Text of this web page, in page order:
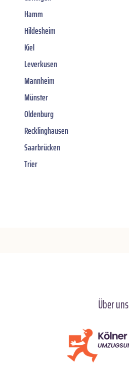
Hamm
Hildesheim
Kiel
Leverkusen
Mannheim
Münster
Oldenburg
Recklinghausen
Saarbrücken
Trier
Über uns